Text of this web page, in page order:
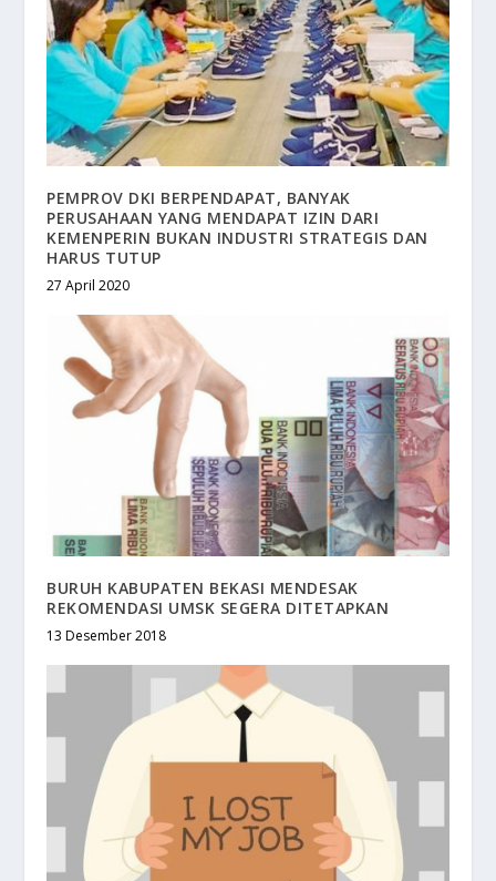
PEMPROV DKI BERPENDAPAT, BANYAK
PERUSAHAAN YANG MENDAPAT IZIN DARI
KEMENPERIN BUKAN INDUSTRI STRATEGIS DAN
HARUS TUTUP
27 April 2020
BURUH KABUPATEN BEKASI MENDESAK
REKOMENDASI UMSK SEGERA DITETAPKAN
13 Desember 2018